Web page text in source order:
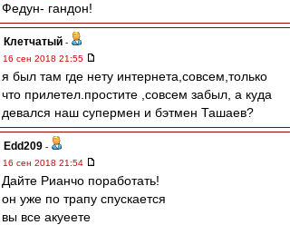
Федун- гандон!
Клетчатый -
16 сен 2018 21:55
я был там где нету интернета,совсем,только
что прилетел.простите ,совсем забыл, а куда
девался наш супермен и бэтмен Ташаев?
Edd209 -
16 сен 2018 21:54
Дайте Рианчо поработать!
он уже по трапу спускается
вы все акуеете